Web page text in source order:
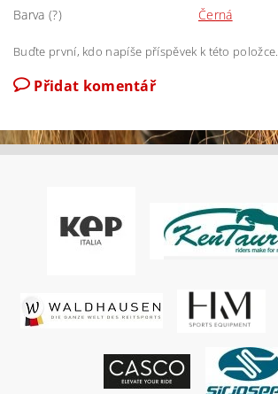
Barva (?) Černá
Buďte první, kdo napíše příspěvek k této položce.
Přidat komentář